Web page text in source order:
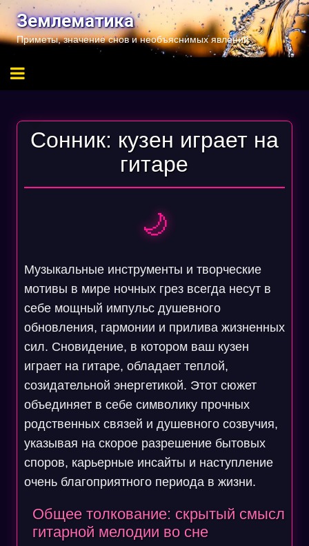
Перейти
содержимому
Землематика
Приметы, значение снов и необъяснимых явлений
Сонник: кузен играет на
гитаре
🌙
Музыкальные инструменты и творческие
мотивы в мире ночных грез всегда несут в
себе мощный импульс душевного
обновления, гармонии и прилива жизненных
сил. Сновидение, в котором ваш кузен
играет на гитаре, обладает теплой,
созидательной энергетикой. Этот сюжет
объединяет в себе символику прочных
родственных связей и душевного созвучия,
указывая на скорое разрешение бытовых
споров, карьерные инсайты и наступление
очень благоприятного периода в жизни.
Общее толкование: скрытый смысл
гитарной мелодии во сне